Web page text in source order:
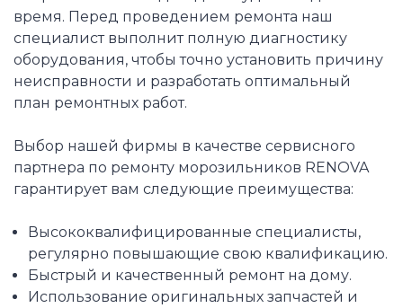
время. Перед проведением ремонта наш
специалист выполнит полную диагностику
оборудования, чтобы точно установить причину
неисправности и разработать оптимальный
план ремонтных работ.
Выбор нашей фирмы в качестве сервисного
партнера по ремонту морозильников RENOVA
гарантирует вам следующие преимущества:
Высококвалифицированные специалисты,
регулярно повышающие свою квалификацию.
Быстрый и качественный ремонт на дому.
Использование оригинальных запчастей и